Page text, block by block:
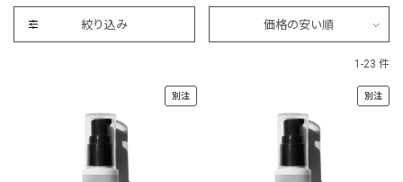
絞り込み 価格の安い順
1-23 件
別注 別注